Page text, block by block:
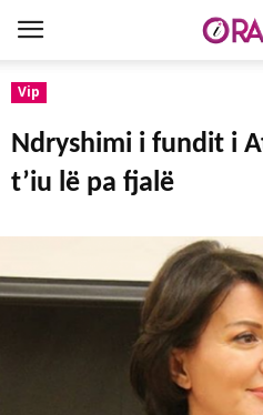
Vip
Ndryshimi i fundit i
t’iu lë pa fjalë